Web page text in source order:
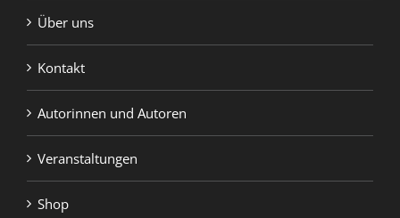
Über uns
Kontakt
Autorinnen und Autoren
Veranstaltungen
Shop